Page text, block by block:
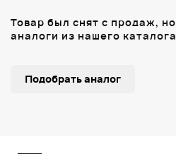
Товар был снят с продаж,
аналоги из нашего каталога
Подобрать аналог